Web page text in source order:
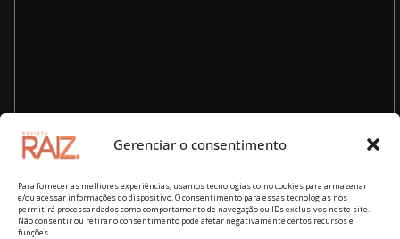
Gerenciar o consentimento
Para fornecer as melhores experiências, usamos tecnologias como cookies para armazenar
e/ou acessar informações do dispositivo. O consentimento para essas tecnologias nos
permitirá processar dados como comportamento de navegação ou IDs exclusivos neste site.
Não consentir ou retirar o consentimento pode afetar negativamente certos recursos e
funções.